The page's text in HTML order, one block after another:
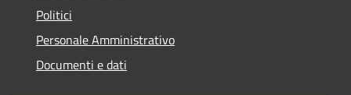
Politici
Personale Amministrativo
Documenti e dati